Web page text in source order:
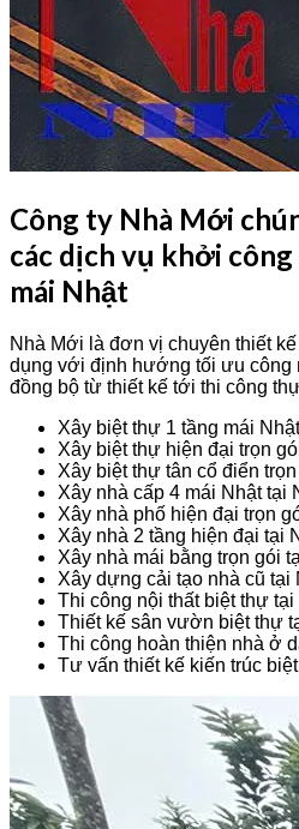
Công ty Nhà Mới
các dịch vụ khởi
mái Nhật
Nhà Mới là đơn vị chuyên thiết
dụng với định hướng tối ưu công
đồng bộ từ thiết kế tới thi công
Xây biệt thự 1 tầng mái
Xây biệt thự hiện đại trọn
Xây biệt thự tân cổ điển
Xây nhà cấp 4 mái Nhật tại
Xây nhà phố hiện đại trọn
Xây nhà 2 tầng hiện đại tại
Xây nhà mái bằng trọn gói
Xây dựng cải tạo nhà cũ tại
Thi công nội thất biệt thự
Thiết kế sân vườn biệt thự
Thi công hoàn thiện nhà ở
Tư vấn thiết kế kiến trúc